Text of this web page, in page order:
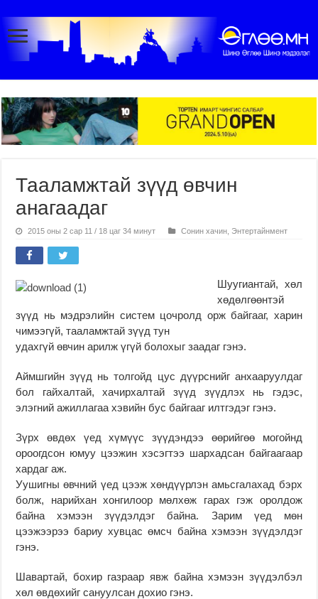
Тааламжтай зүүд өвчин
анагаадаг
2015 оны 2 сар 11 / 18 цаг 34 минут Сонин хачин Энтертайнмент
Шуугиантай, хөл
хөдөлгөөнтэй
зүүд нь мэдрэлийн систем цочролд орж байгааг, харин
чимээгүй, тааламжтай зүүд тун
удахгүй өвчин арилж үгүй болохыг заадаг гэнэ.
Аймшгийн зүүд нь толгойд цус дүүрснийг анхааруулдаг
бол гайхалтай, хачирхалтай зүүд зүүдлэх нь гэдэс,
элэгний ажиллагаа хэвийн бус байгааг илтгэдэг гэнэ.
Зүрх өвдөх үед хүмүүс зүүдэндээ өөрийгөө могойнд
ороогдсон юмуу цээжин хэсэгтээ шархадсан байгаагаар
хардаг аж.
Уушигны өвчний үед цээж хөндүүрлэн амьсгалахад бэрх
болж, нарийхан хонгилоор мөлхөж гарах гэж оролдож
байна хэмээн зүүдэлдэг байна. Зарим үед мөн
цээжээрээ бариу хувцас өмсч байна хэмээн зүүдэлдэг
гэнэ.
Шавартай, бохир газраар явж байна хэмээн зүүдэлбэл
хөл өвдөхийг сануулсан дохио гэнэ.